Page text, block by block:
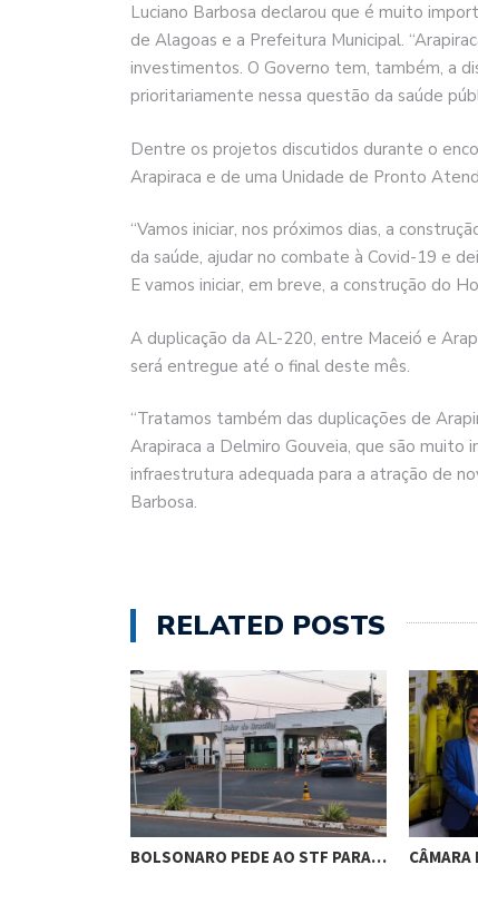
Luciano Barbosa declarou que é muito
de Alagoas e a Prefeitura Municipal.
investimentos. O Governo tem, também, a
prioritariamente nessa questão da saúde
Dentre os projetos discutidos durante o
Arapiraca e de uma Unidade de Pronto
“Vamos iniciar, nos próximos dias, a
da saúde, ajudar no combate à Covid-19 e
E vamos iniciar, em breve, a construção do
A duplicação da AL-220, entre Maceió e
será entregue até o final deste mês.
“Tratamos também das duplicações de
Arapiraca a Delmiro Gouveia, que são
infraestrutura adequada para a atração de
Barbosa.
RELATED POSTS
BOLSONARO PEDE AO STF PARA…